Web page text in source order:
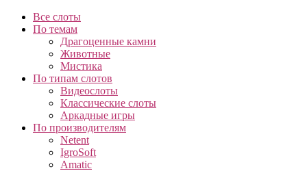
Все слоты
По темам
Драгоценные камни
Животные
Мистика
По типам слотов
Видеослоты
Классические слоты
Аркадные игры
По производителям
Netent
IgroSoft
Amatic